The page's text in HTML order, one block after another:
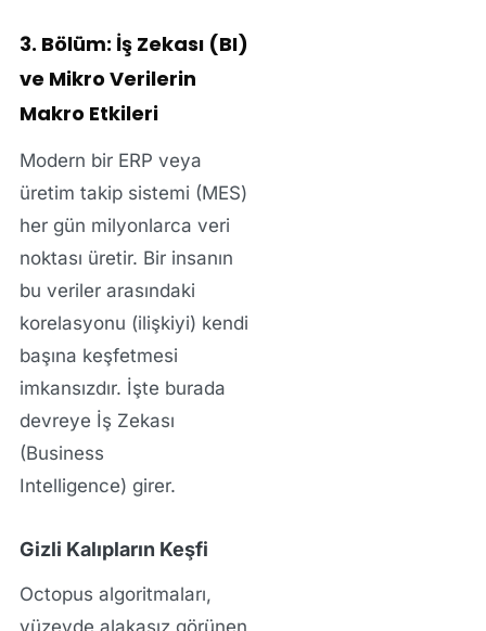
3. Bölüm: İş Zekası (BI)
ve Mikro Verilerin
Makro Etkileri
Modern bir ERP veya
üretim takip sistemi (MES)
her gün milyonlarca veri
noktası üretir. Bir insanın
bu veriler arasındaki
korelasyonu (ilişkiyi) kendi
başına keşfetmesi
imkansızdır. İşte burada
devreye İş Zekası
(Business
Intelligence) girer.
Gizli Kalıpların Keşfi
Octopus algoritmaları,
yüzeyde alakasız görünen